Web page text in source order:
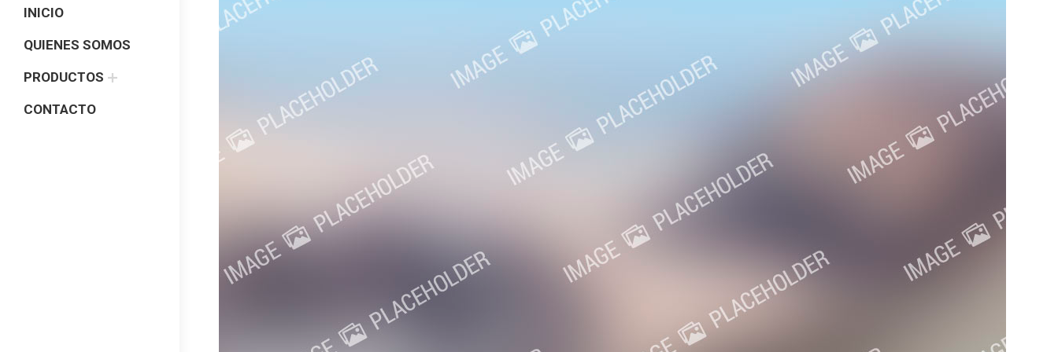
INICIO
QUIENES SOMOS
PRODUCTOS
CONTACTO